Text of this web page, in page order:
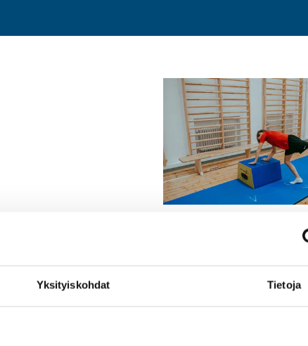
Yksityiskohdat Tietoja
places left
Register